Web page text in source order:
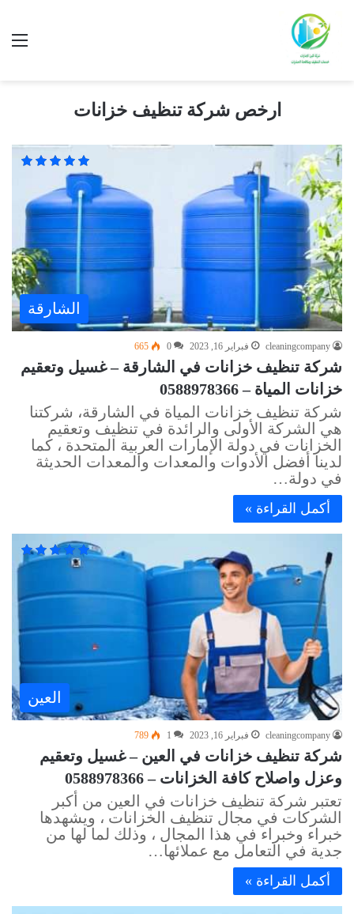
ارخص شركة تنظيف خزانات
الشارقة
cleaningcompany فبراير 16, 2023 0
665
شركة تنظيف خزانات في الشارقة – غسيل وتعقيم
خزانات المياة – 0588978366
شركة تنظيف خزانات المياة في الشارقة، شركتنا
هي الشركة الأولى والرائدة في تنظيف وتعقيم
الخزانات في دولة الإمارات العربية المتحدة ، كما
لدينا أفضل الأدوات والمعدات والمعدات الحديثة
في دولة…
أكمل القراءة »
العين
cleaningcompany فبراير 16, 2023 1
789
شركة تنظيف خزانات في العين – غسيل وتعقيم
وعزل واصلاح كافة الخزانات – 0588978366
تعتبر شركة تنظيف خزانات في العين من أكبر
الشركات في مجال تنظيف الخزانات ، ويشهدها
خبراء وخبراء في هذا المجال ، وذلك لما لها من
جدية في التعامل مع عملائها…
أكمل القراءة »